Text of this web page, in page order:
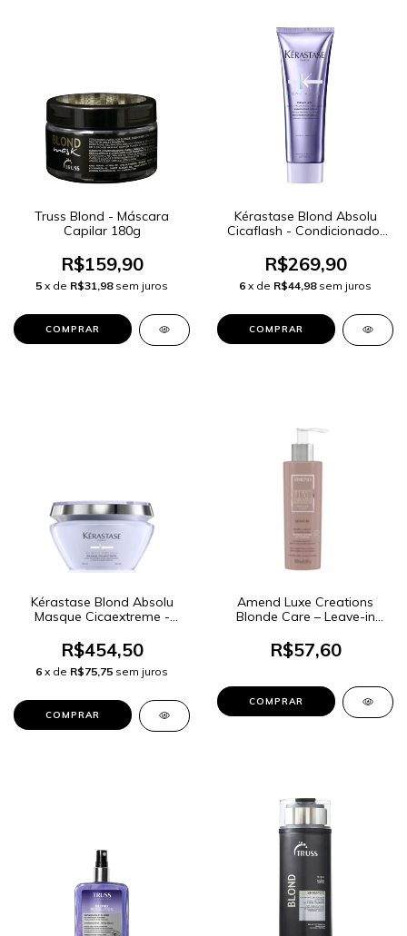
Truss Blond - Máscara
Capilar 180g
R$159,90
5 x de R$31,98 sem juros
Kérastase Blond Absolu
Cicaflash - Condicionador
R$269,90
6 x de R$44,98 sem juros
Kérastase Blond Absolu
Masque Cicaextreme -
Intensa 200ml
R$454,50
6 x de R$75,75 sem juros
Amend Luxe Creations
Blonde Care – Leave-in
R$57,60